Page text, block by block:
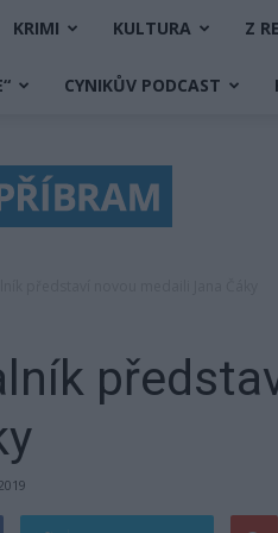
KRIMI KULTURA Z
CYNIKŮV PODCAST